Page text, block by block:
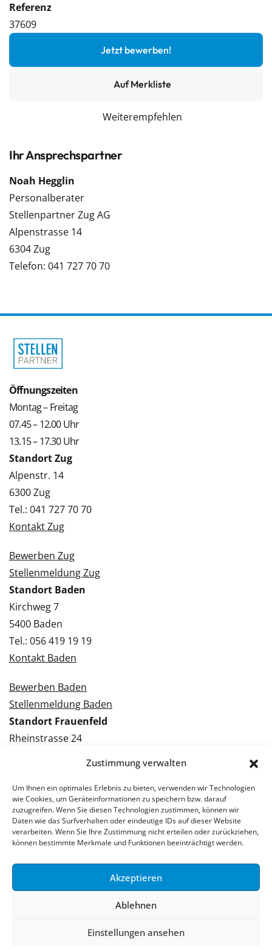
Zustimmung verwalten
Um Ihnen ein optimales Erlebnis zu bieten, verwenden wir Technologien
wie Cookies, um Geräteinformationen zu speichern bzw. darauf
zuzugreifen. Wenn Sie diesen Technologien zustimmen, können wir
Daten wie das Surfverhalten oder eindeutige IDs auf dieser Website
verarbeiten. Wenn Sie Ihre Zustimmung nicht erteilen oder zurückziehen,
können bestimmte Merkmale und Funktionen beeinträchtigt werden.
Akzeptieren
Ablehnen
Einstellungen ansehen
Referenz
37609
Jetzt bewerben!
Auf Merkliste
Weiterempfehlen
Ihr Ansprechspartner
Noah Hegglin
Personalberater
Stellenpartner Zug AG
Alpenstrasse 14
6304 Zug
Telefon: 041 727 70 70
Öffnungszeiten
Montag – Freitag
07.45 – 12.00 Uhr
13.15 – 17.30 Uhr
Standort Zug
Alpenstr. 14
6300 Zug
Tel.: 041 727 70 70
Kontakt Zug
Bewerben Zug
Stellenmeldung Zug
Standort Baden
Kirchweg 7
5400 Baden
Tel.: 056 419 19 19
Kontakt Baden
Bewerben Baden
Stellenmeldung Baden
Standort Frauenfeld
Rheinstrasse 24
Kontakt Frauenfeld
Bewerben Frauenfeld
Stellenmeldung Frauenfeld
© 2026 Stellenpartner AG
Datenschutzerklärung